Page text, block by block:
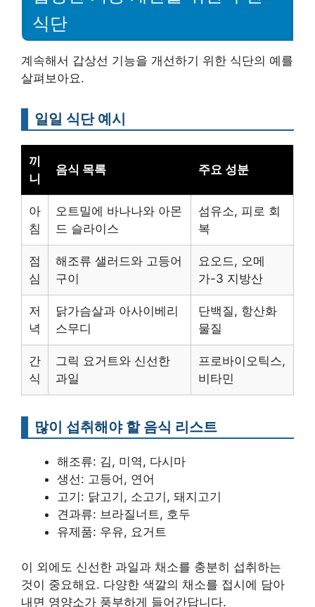
식단
계속해서 갑상선 기능을 개선하기 위한 식단의 예를
살펴보아요.
일일 식단 예시
끼
니
음식 목록 주요 성분
아
침
오트밀에 바나나와 아몬
드 슬라이스
섬유소, 피로 회
복
점
심
해조류 샐러드와 고등어
구이
요오드, 오메
가-3 지방산
저
녁
닭가슴살과 아사이베리
스무디
단백질, 항산화
물질
간
식
그릭 요거트와 신선한
과일
프로바이오틱스,
비타민
많이 섭취해야 할 음식 리스트
해조류: 김, 미역, 다시마
생선: 고등어, 연어
고기: 닭고기, 소고기, 돼지고기
견과류: 브라질너트, 호두
유제품: 우유, 요거트
이 외에도 신선한 과일과 채소를 충분히 섭취하는
것이 중요해요. 다양한 색깔의 채소를 접시에 담아
내면 영양소가 풍부하게 들어간답니다.